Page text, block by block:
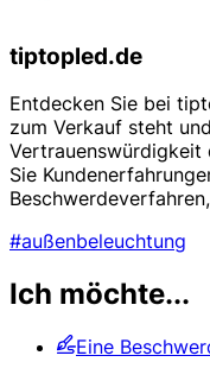
tiptopled.de
Entdecken Sie bei
zum Verkauf steht
Vertrauenswürdigkeit
Sie
#außenbeleuchtung
Ich möchte...
Eine